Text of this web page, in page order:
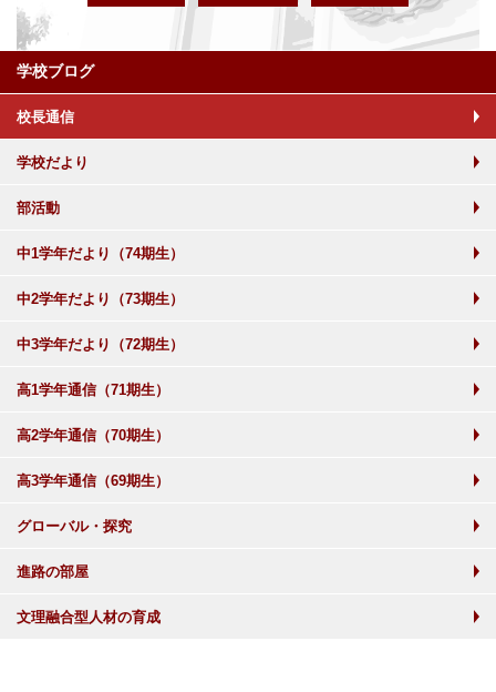
学校ブログ
校長通信
学校だより
部活動
中1学年だより（74期生）
中2学年だより（73期生）
中3学年だより（72期生）
高1学年通信（71期生）
高2学年通信（70期生）
高3学年通信（69期生）
グローバル・探究
進路の部屋
文理融合型人材の育成